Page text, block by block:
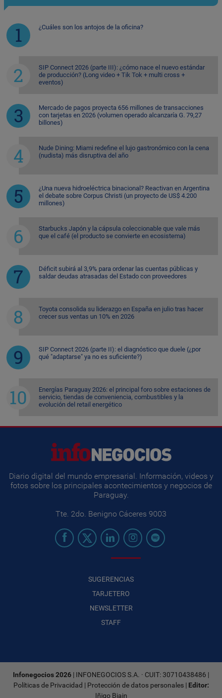
¿Cuáles son los antojos de la oficina?
SIP Connect 2026 (parte III): ¿cómo nace el nuevo estándar
de producción? (Long video + Tik Tok + multi cross +
eventos)
Mercado de pagos proyecta 656 millones de transacciones
con tarjetas en 2026 (volumen operado alcanzaría G. 79,27
billones)
Nude Dining: Miami redefine el lujo gastronómico con la cena
(nudista) más disruptiva del año
¿Una nueva hidroeléctrica binacional? Reactivan en Argentina
el debate sobre Corpus Christi (un proyecto de US$ 4.200
millones)
Starbucks Japón y la cápsula coleccionable que vale más
que el café (el producto se convierte en ecosistema)
Déficit subirá al 3,9% para ordenar las cuentas públicas y
saldar deudas atrasadas del Estado con proveedores
Toyota consolida su liderazgo en España en julio tras hacer
crecer sus ventas un 10% en 2026
SIP Connect 2026 (parte II): el diagnóstico que duele (¿por
qué "adaptarse" ya no es suficiente?)
Energías Paraguay 2026: el principal foro sobre estaciones de
servicio, tiendas de conveniencia, combustibles y la
evolución del retail energético
Diario digital del mundo empresarial. Información, videos y
fotos sobre los principales acontecimientos y negocios de
Paraguay.
Tte. 2do. Benigno Cáceres 9003
SUGERENCIAS
TARJETERO
NEWSLETTER
STAFF
Infonegocios 2026 | INFONEGOCIOS S.A. · CUIT: 30710438486 |
Políticas de Privacidad | Protección de datos personales| Editor:
Iñigo Biain